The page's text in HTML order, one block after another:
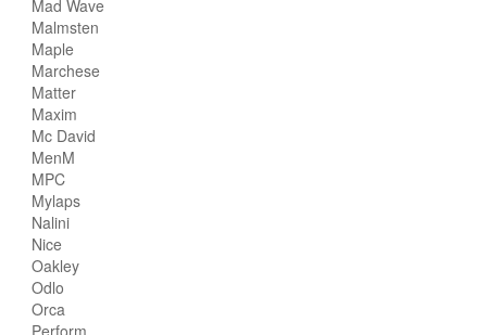
Mad Wave
Malmsten
Maple
Marchese
Matter
Maxim
Mc David
MenM
MPC
Mylaps
Nalini
Nice
Oakley
Odlo
Orca
Perform